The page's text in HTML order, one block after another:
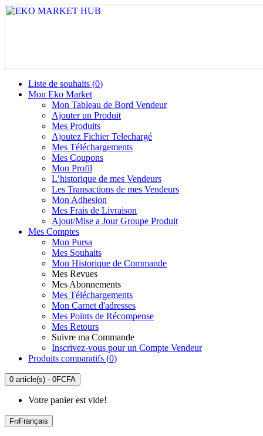
Liste de souhaits (0)
Mon Eko Market
Mon Tableau de Bord Vendeur
Ajouter un Produit
Mes Produits
Ajoutez Fichier Telechargé
Mes Téléchargements
Mes Coupons
Mon Profil
L’historique de mes Vendeurs
Les Transactions de mes Vendeurs
Mon Adhesion
Mes Frais de Livraison
Ajout/Mise a Jour Groupe Produit
Mes Comptes
Mon Pursa
Mes Souhaits
Mon Historique de Commande
Mes Revues
Mes Abonnements
Mes Téléchargements
Mon Carnet d'adresses
Mes Points de Récompense
Mes Retours
Suivre ma Commande
Inscrivez-vous pour un Compte Vendeur
Produits comparatifs (0)
0 article(s) - 0FCFA
Votre panier est vide!
Français